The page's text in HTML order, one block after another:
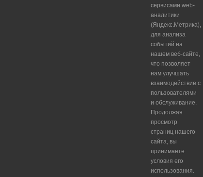
сервисами web-
аналитики
(Яндекс.Метрика),
для анализа
событий на
нашем веб-сайте,
что позволяет
нам улучшать
взаимодействие с
пользователями
и обслуживание.
Продолжая
просмотр
страниц нашего
сайта, вы
принимаете
условия его
использования.